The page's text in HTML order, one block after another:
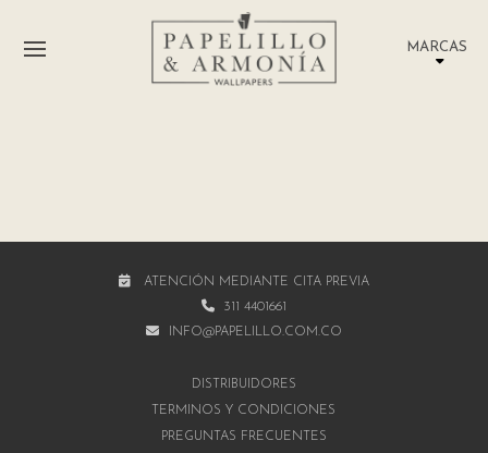
MARCAS
ATENCIÓN MEDIANTE CITA PREVIA
311 4401661
INFO@PAPELILLO.COM.CO
DISTRIBUIDORES
TÉRMINOS Y CONDICIONES
PREGUNTAS FRECUENTES